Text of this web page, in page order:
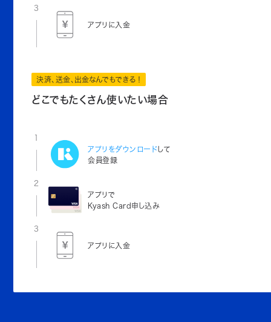
3
アプリに入金
決済、送金、出金なんでもできる！
どこでもたくさん使いたい場合
1
アプリをダウンロードして
会員登録
2
アプリで
Kyash Card申し込み
3
アプリに入金